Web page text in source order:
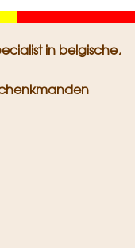
in belgische,